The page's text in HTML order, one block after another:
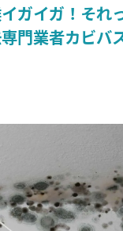
ガイガ！それ
門業者カビバ